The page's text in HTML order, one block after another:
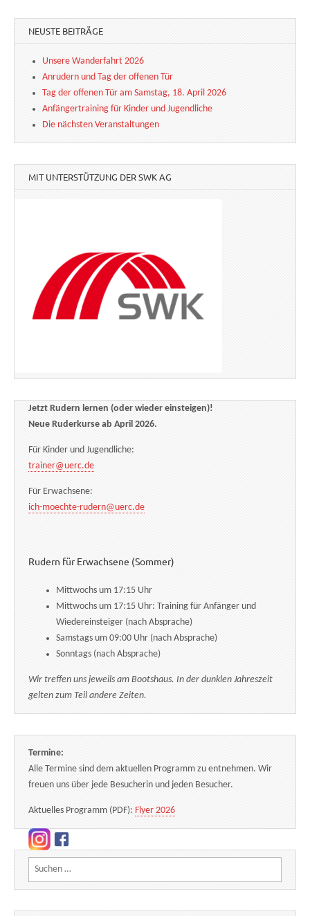
NEUSTE BEITRÄGE
Unsere Wanderfahrt 2026
Anrudern und Tag der offenen Tür
Tag der offenen Tür am Samstag, 18. April 2026
Anfängertraining für Kinder und Jugendliche
Die nächsten Veranstaltungen
MIT UNTERSTÜTZUNG DER SWK AG
Jetzt Rudern lernen (oder wieder einsteigen)!
Neue Ruderkurse ab April 2026.
Für Kinder und Jugendliche:
trainer@uerc.de
Für Erwachsene:
ich-moechte-rudern@uerc.de
Rudern für Erwachsene (Sommer)
Mittwochs um 17:15 Uhr
Mittwochs um 17:15 Uhr: Training für Anfänger und
Wiedereinsteiger (nach Absprache)
Samstags um 09:00 Uhr (nach Absprache)
Sonntags (nach Absprache)
Wir treffen uns jeweils am Bootshaus. In der dunklen Jahreszeit
gelten zum Teil andere Zeiten.
Termine:
Alle Termine sind dem aktuellen Programm zu entnehmen. Wir
freuen uns über jede Besucherin und jeden Besucher.
Aktuelles Programm (PDF): Flyer 2026
Suchen nach: